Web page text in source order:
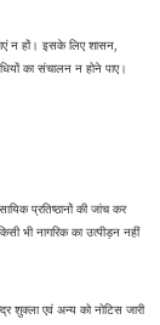
न हों। इसके लिए शासन,
का संचालन न होने पाए।
प्रतिष्ठानों की जांच कर
भी नागरिक का उत्पीड़न नहीं
शुक्ला एवं अन्य को नोटिस जारी